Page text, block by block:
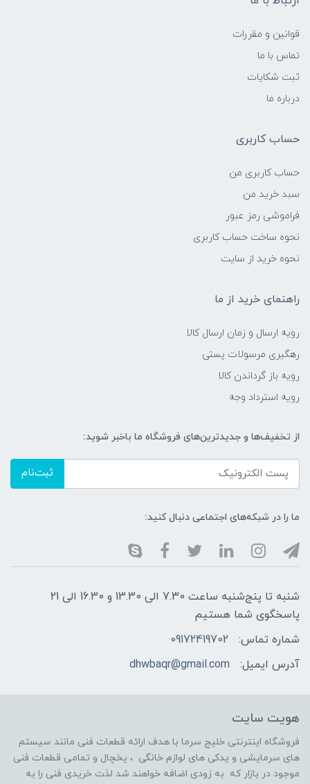
قوانین و مقررات
تماس با ما
ثبت شکایات
درباره ما
حساب کاربری
حساب کاربری من
سبد خرید من
فراموشی رمز عبور
نحوه ساخت حساب کاربری
نحوه خرید از سایت
راهنمای خرید از ما
رویه ارسال و زمان ارسال کالا
رهگیری مرسولات پستی
رویه باز گرداندن کالا
رویه استرداد وجه
از تخفیف‌ها و جدیدترین‌های فروشگاه ما باخبر شوید:
ثبت‌نام
ما را در شبکه‌های اجتماعی دنبال کنید:
شنبه تا پنج‌شنبه ساعت 7.30 الی 13.30 و 16.30 الی 21
پاسخگوی شما هستیم
شماره تماس:
09172419702
آدرس ایمیل:
dhwbaqr@gmail.com
هویت سایت
فروشگاه اینترنتی خلیج سرما با هدف ارائه قطعات فنی مانند سیستم
های سرمایشی و یدکی های لوازم خانگی ، یخچال و تمامی قطعات فنی
موجود در بازار که به زودی اضافه خواهند شد لذت خریدی فنی را به